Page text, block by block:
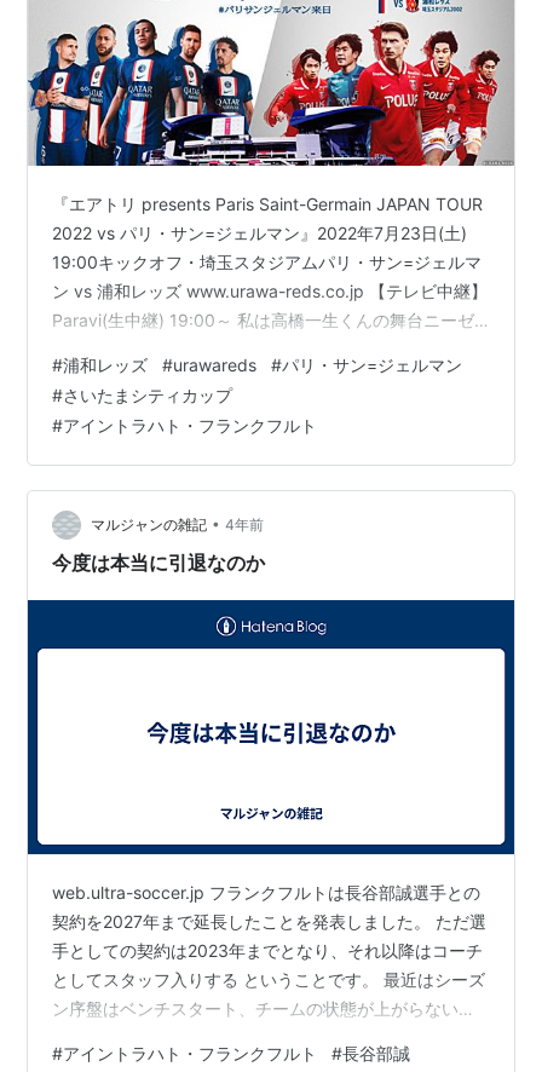
『エアトリ presents Paris Saint-Germain JAPAN TOUR
2022 vs パリ・サン=ジェルマン』2022年7月23日(土)
19:00キックオフ・埼玉スタジアムパリ・サン=ジェルマ
ン vs 浦和レッズ www.urawa-reds.co.jp 【テレビ中継】
Paravi(生中継) 19:00～ 私は高橋一生くんの舞台ニーゼ
からのライブ配信を観ました。仕事しながらだったの
で、途中見れなかったり、声のみだったり。土曜日が楽
しみです。 ↑配信が終わりTwitter見たら… 「リカルド
ロドリゲス監督が、7/21…
#浦和レッズ #urawareds #パリ・サン=ジェルマン
#さいたまシティカップ
#アイントラハト・フランクフルト
マルジャンの雑記 • 4年前
今度は本当に引退なのか
web.ultra-soccer.jp フランクフルトは長谷部誠選手との
契約を2027年まで延長したことを発表しました。 ただ選
手としての契約は2023年までとなり、それ以降はコーチ
としてスタッフ入りする ということです。 最近はシーズ
ン序盤はベンチスタート、チームの状態が上がらないと
ランクフルトが長谷部選手を重用していることが よくわ
#アイントラハト・フランクフルト #長谷部誠